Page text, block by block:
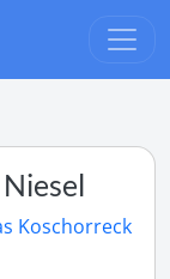
Koschorreck